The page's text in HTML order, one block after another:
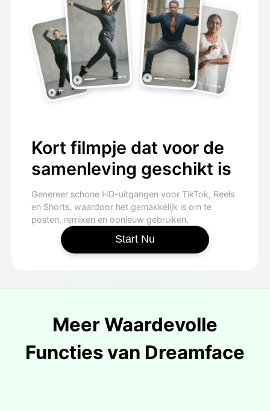
Kort filmpje dat voor de
samenleving geschikt is
Genereer schone HD-uitgangen voor TikTok, Reels
en Shorts, waardoor het gemakkelijk is om te
posten, remixen en opnieuw gebruiken.
Start Nu
Meer Waardevolle
Functies van Dreamface